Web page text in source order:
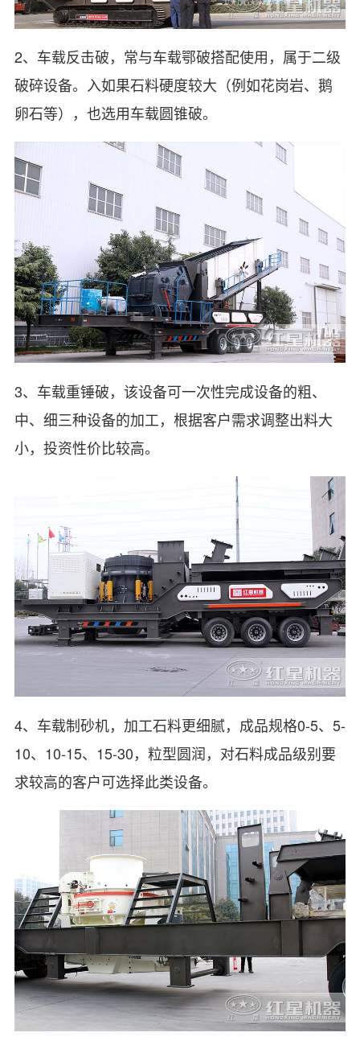
2、车载反击破，常与车载鄂破搭配使用，属于二级
破碎设备。入如果石料硬度较大（例如花岗岩、鹅
卵石等），也选用车载圆锥破。
3、车载重锤破，该设备可一次性完成设备的粗、
中、细三种设备的加工，根据客户需求调整出料大
小，投资性价比较高。
4、车载制砂机，加工石料更细腻，成品规格0-5、5-
10、10-15、15-30，粒型圆润，对石料成品级别要
求较高的客户可选择此类设备。